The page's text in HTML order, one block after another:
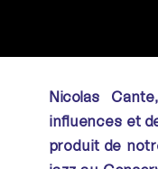
Nicolas
influences et
produit de